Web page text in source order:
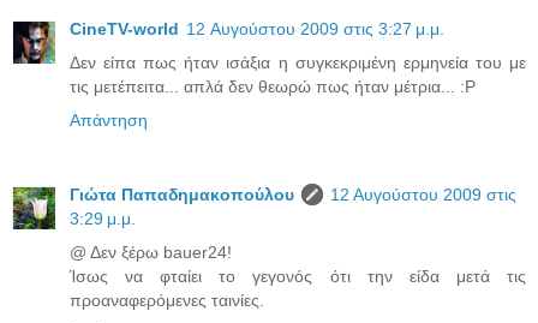
CineTV-world 12 Αυγούστου 2009 στις 3:27 μ.μ.
Δεν είπα πως ήταν ισάξια η συγκεκριμένη ερμηνεία του με
τις μετέπειτα... απλά δεν θεωρώ πως ήταν μέτρια... :P
Απάντηση
Γιώτα Παπαδημακοπούλου
12 Αυγούστου 2009 στις
3:29 μ.μ.
@ Δεν ξέρω bauer24!
Ίσως να φταίει το γεγονός ότι την είδα μετά τις
προαναφερόμενες ταινίες.